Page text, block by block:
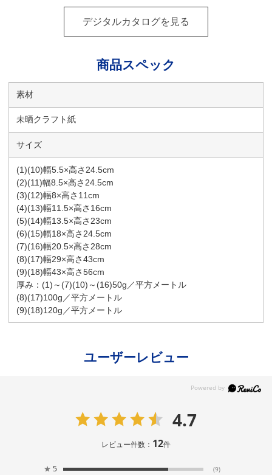
デジタルカタログを見る
商品スペック
素材
未晒クラフト紙
サイズ
(1)(10)幅5.5×高さ24.5cm
(2)(11)幅8.5×高さ24.5cm
(3)(12)幅8×高さ11cm
(4)(13)幅11.5×高さ16cm
(5)(14)幅13.5×高さ23cm
(6)(15)幅18×高さ24.5cm
(7)(16)幅20.5×高さ28cm
(8)(17)幅29×高さ43cm
(9)(18)幅43×高さ56cm
厚み：(1)～(7)(10)～(16)50g／平方メートル
(8)(17)100g／平方メートル
(9)(18)120g／平方メートル
ユーザーレビュー
4.7
レビュー件数： 12件
★ 5 (9)